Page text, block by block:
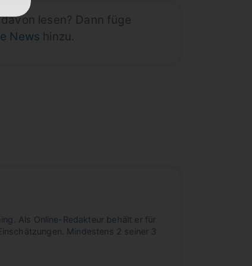
lesen? Dann füge
News hinzu.
Als Online-Redakteur behält er für
Mindestens 2 seiner 3